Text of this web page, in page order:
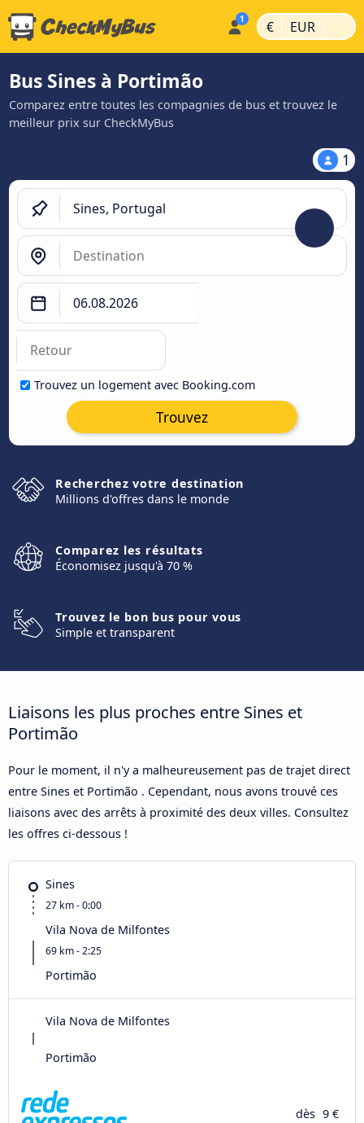
€ | EUR |
Bus Sines à Portimão
Comparez entre toutes les compagnies de bus et trouvez le
meilleur prix sur CheckMyBus
1
Trouvez un logement avec Booking.com
Trouvez
Recherchez votre destination
Millions d'offres dans le monde
Comparez les résultats
Économisez jusqu'à 70 %
Trouvez le bon bus pour vous
Simple et transparent
Liaisons les plus proches entre Sines et
Portimão
Pour le moment, il n'y a malheureusement pas de trajet direct
entre Sines et Portimão . Cependant, nous avons trouvé ces
liaisons avec des arrêts à proximité des deux villes. Consultez
les offres ci-dessous !
Sines
27 km - 0:00
Vila Nova de Milfontes
69 km - 2:25
Portimão
Vila Nova de Milfontes
Portimão
dès 9 €